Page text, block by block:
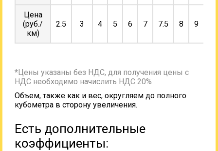
Цена
(руб./
км)
2.5 3 4 5 6 7 7.5 8 9
*Цены указаны без НДС, для получения цены с
НДС необходимо начислить НДС 20%
Объем, также как и вес, округляем до полного
кубометра в сторону увеличения.
Есть дополнительные
коэффициенты: